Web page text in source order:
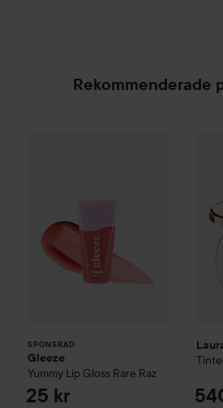
Rekommenderade
SPONSRAD
Gleeze
Yummy Lip Gloss Rare Raz
25 kr